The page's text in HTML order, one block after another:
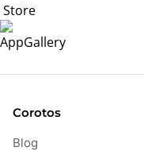
Corotos
Blog